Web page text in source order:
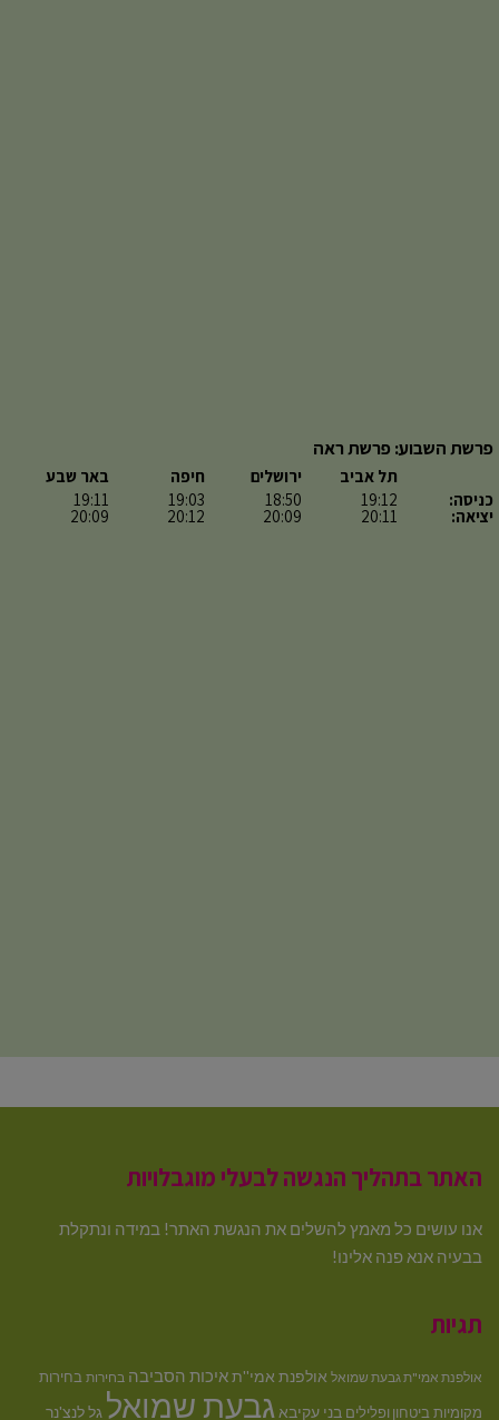
פרשת השבוע: פרשת ראה
כניסה:
יציאה:
תל אביב
19:12
20:11
ירושלים
18:50
20:09
חיפה
19:03
20:12
באר שבע
19:11
20:09
האתר בתהליך הנגשה לבעלי מוגבלויות
אנו עושים כל מאמץ להשלים את הנגשת האתר! במידה ונתקלת
בבעיה אנא פנה אלינו!
תגיות
אולפנת אמי"ת גבעת שמואל אולפנת אמי''תאיכות הסביבה בחירות בחירות
מקומיותביטחון ופלילים בני עקיבא גבעת שמואל גל לנצ'נר